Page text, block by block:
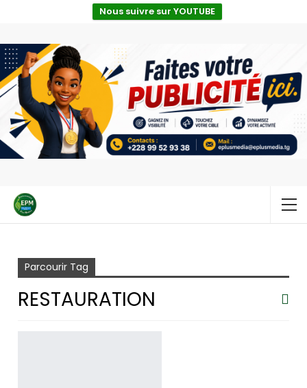
Nous suivre sur YOUTUBE
Parcourir Tag
RESTAURATION